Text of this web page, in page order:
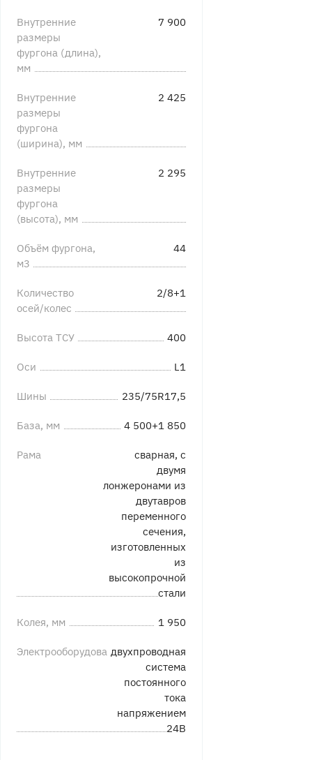
Внутренние
размеры
фургона (длина),
мм
7 900
Внутренние
размеры
фургона
(ширина), мм
2 425
Внутренние
размеры
фургона
(высота), мм
2 295
Объём фургона,
м3
44
Количество
осей/колес
2/8+1
Высота ТСУ 400
Оси L1
Шины 235/75R17,5
База, мм 4 500+1 850
Рама
сварная, с
двумя
лонжеронами из
двутавров
переменного
сечения,
изготовленных
из
высокопрочной
стали
Колея, мм 1 950
Электрооборудованиедвухпроводная
система
постоянного
тока
напряжением
24В